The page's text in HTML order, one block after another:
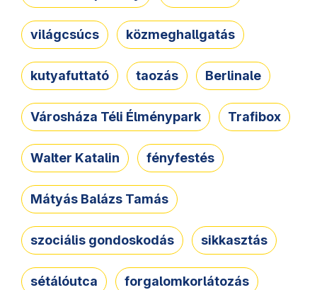
világcsúcs közmeghallgatás
kutyafuttató taozás Berlinale
Városháza Téli Élménypark Trafibox
Walter Katalin fényfestés
Mátyás Balázs Tamás
szociális gondoskodás sikkasztás
sétálóutca forgalomkorlátozás